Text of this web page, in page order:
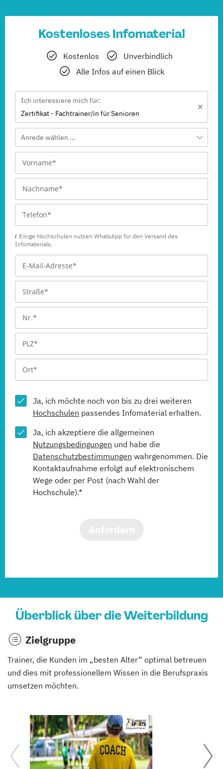
Kostenloses Infomaterial
Kostenlos
Unverbindlich
Alle Infos auf einen Blick
Ich interessiere mich für:
Zertifikat - Fachtrainer/in für Senioren
Anrede wählen ...
Einige Hochschulen nutzen WhatsApp für den Versand des
Infomaterials.
Ja, ich möchte noch von bis zu drei weiteren
Hochschulen passendes Infomaterial erhalten.
Ja, ich akzeptiere die allgemeinen
Nutzungsbedingungen und habe die
Datenschutzbestimmungen wahrgenommen. Die
Kontaktaufnahme erfolgt auf elektronischem
Wege oder per Post (nach Wahl der
Hochschule).*
Überblick über die Weiterbildung
Zielgruppe
Trainer, die Kunden im „besten Alter“ optimal betreuen
und dies mit professionellem Wissen in die Berufspraxis
umsetzen möchten.